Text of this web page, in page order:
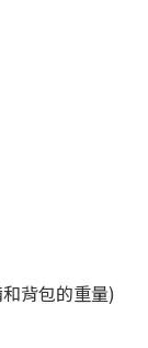
背包的重量)